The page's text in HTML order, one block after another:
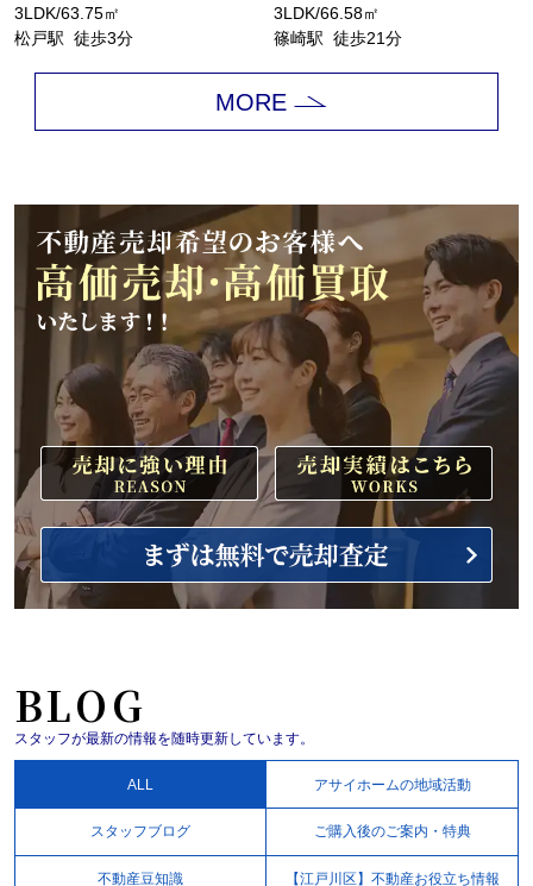
3LDK/63.75㎡
松戸駅 徒歩3分
3LDK/66.58㎡
篠崎駅 徒歩21分
MORE
BLOG
スタッフが最新の情報を随時更新しています。
ALL アサイホームの地域活動
スタッフブログ ご購入後のご案内・特典
不動産豆知識 【江戸川区】不動産お役立ち情報